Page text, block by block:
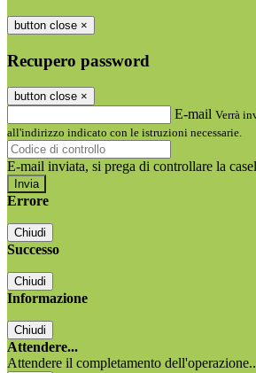
button close ×
Recupero password
button close ×
E-mail Verrà
all'indirizzo indicato con le istruzioni necessarie.
E-mail inviata, si prega di controllare la
Errore
Chiudi
Successo
Chiudi
Informazione
Chiudi
Attendere...
Attendere il completamento